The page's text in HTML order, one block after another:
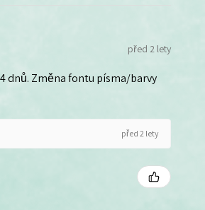
před 2 lety
dnů. Změna fontu písma/barvy
před 2 lety